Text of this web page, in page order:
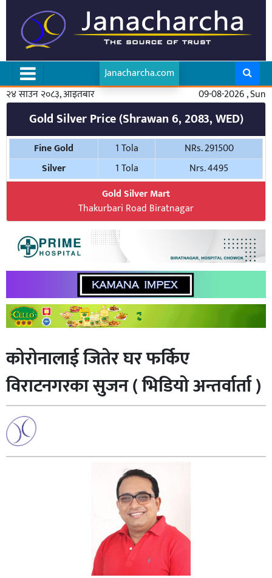
Janacharcha.com
२४ साउन २०८३, आइतबार
09-08-2026 , Sun
Gold Silver Price (Shrawan 6, 2083, WED)
Fine Gold 1 Tola
NRs. 291500
Silver
1 Tola
Nrs. 4495
Gold Silver Mart
Thakurbari Road Biratnagar
काेराेनालाई जितेर घर फर्किए
विराटनगरका सुजन ( भिडियाे अन्तर्वार्ता )